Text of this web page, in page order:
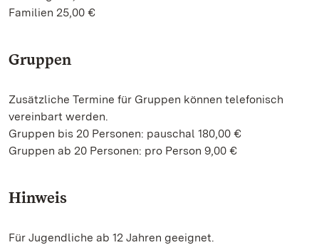
Familien 25,00 €
Gruppen
Zusätzliche Termine für Gruppen können telefonisch
vereinbart werden.
Gruppen bis 20 Personen: pauschal 180,00 €
Gruppen ab 20 Personen: pro Person 9,00 €
Hinweis
Für Jugendliche ab 12 Jahren geeignet.